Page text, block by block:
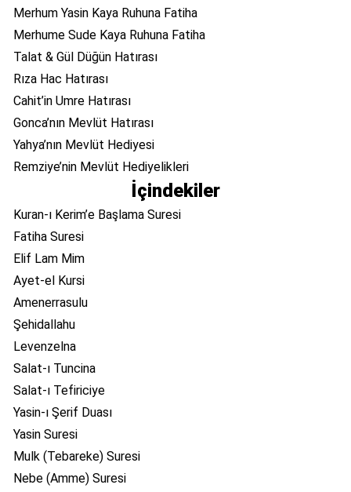
Merhum Yasin Kaya Ruhuna Fatiha
Merhume Sude Kaya Ruhuna Fatiha
Talat & Gül Düğün Hatırası
Rıza Hac Hatırası
Cahit’in Umre Hatırası
Gonca’nın Mevlüt Hatırası
Yahya’nın Mevlüt Hediyesi
Remziye’nin Mevlüt Hediyelikleri
İçindekiler
Kuran-ı Kerim’e Başlama Suresi
Fatiha Suresi
Elif Lam Mim
Ayet-el Kursi
Amenerrasulu
Şehidallahu
Levenzelna
Salat-ı Tuncina
Salat-ı Tefiriciye
Yasin-ı Şerif Duası
Yasin Suresi
Mulk (Tebareke) Suresi
Nebe (Amme) Suresi